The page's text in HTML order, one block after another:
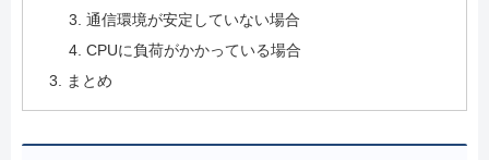
通信環境が安定していない場合
CPUに負荷がかかっている場合
まとめ